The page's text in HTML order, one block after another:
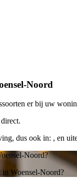
Noord
er bij uw
dus ook in: , en
Noord?
Woensel-Noord?